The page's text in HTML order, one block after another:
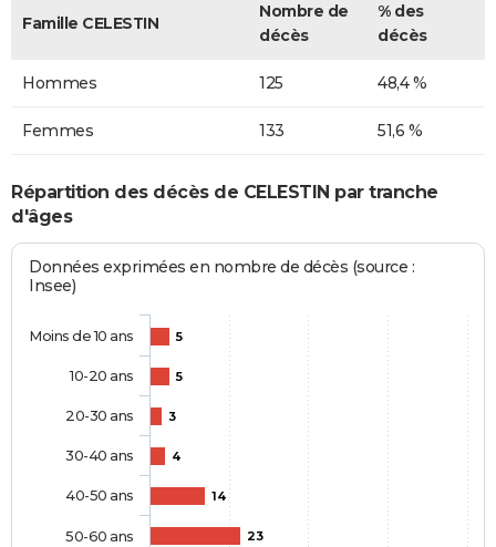
Famille CELESTIN
Nombre de
décès
% des
décès
Hommes 125 48,4 %
Femmes 133 51,6 %
Répartition des décès de CELESTIN par tranche
d'âges
Données exprimées en nombre de décès (source :
Insee)
5
5
3
4
14
23
Moins de 10 ans
10-20 ans
20-30 ans
30-40 ans
40-50 ans
50-60 ans